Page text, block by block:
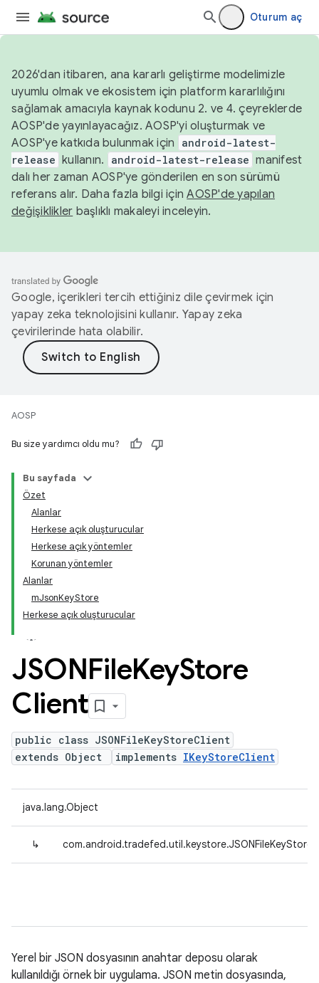
Oturum aç
2026'dan itibaren, ana kararlı geliştirme modelimizle
uyumlu olmak ve ekosistem için platform kararlılığını
sağlamak amacıyla kaynak kodunu 2. ve 4. çeyreklerde
AOSP'de yayınlayacağız. AOSP'yi oluşturmak ve
AOSP'ye katkıda bulunmak için
android-latest-
release kullanın. android-latest-release manifest
dalı her zaman AOSP'ye gönderilen en son sürümü
referans alır. Daha fazla bilgi içinAOSP'de yapılan
değişiklikler başlıklı makaleyi inceleyin.
Google, içerikleri tercih ettiğiniz dile çevirmek için
yapay zeka teknolojisini kullanır. Yapay zeka
çevirilerinde hata olabilir.
AOSP
Bu size yardımcı oldu mu?
Bu sayfada
Özet
Alanlar
Herkese açık oluşturucular
Herkese açık yöntemler
Korunan yöntemler
Alanlar
mJsonKeyStore
Herkese açık oluşturucular
JSONFileKeyStore
Client
public class JSONFileKeyStoreClient
extends Object
implements IKeyStoreClient
java.lang.Object
↳
Yerel bir JSON dosyasının anahtar deposu olarak
kullanıldığı örnek bir uygulama. JSON metin dosyasında,